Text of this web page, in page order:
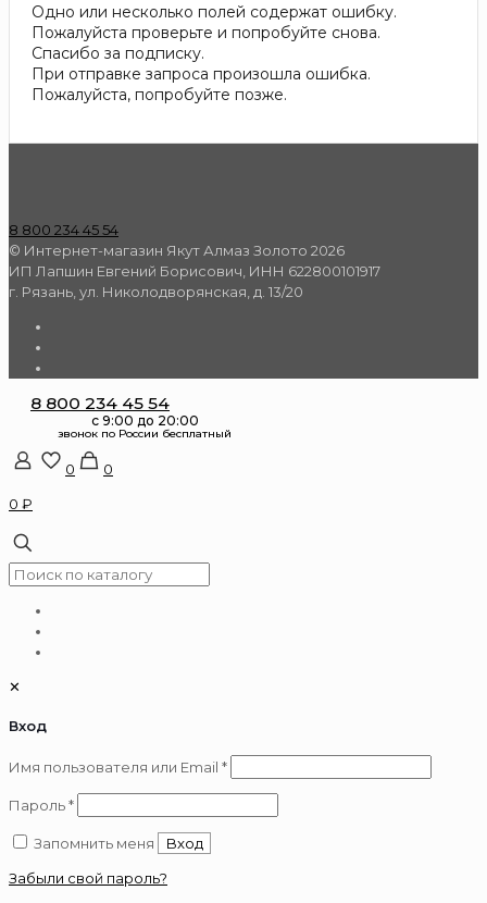
Одно или несколько полей содержат ошибку.
Пожалуйста проверьте и попробуйте снова.
Спасибо за подписку.
При отправке запроса произошла ошибка.
Пожалуйста, попробуйте позже.
8 800 234 45 54
© Интернет-магазин Якут Алмаз Золото 2026
ИП Лапшин Евгений Борисович, ИНН 622800101917
г. Рязань, ул. Николодворянская, д. 13/20
8 800 234 45 54
0
0
0 ₽
✕
Вход
Имя пользователя или Email *Обязательно
Пароль*Обязательно
Запомнить меня
Вход
Забыли свой пароль?